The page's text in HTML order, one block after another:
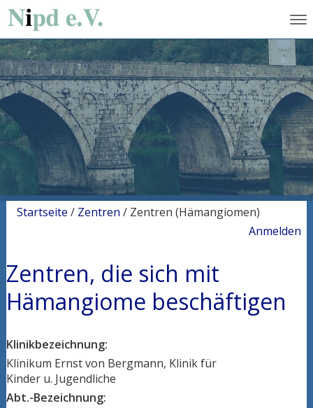
Startseite / Zentren / Zentren (Hämangiomen)
Anmelden
Zentren, die sich mit
Hämangiome beschäftigen
Klinikbezeichnung:
Klinikum Ernst von Bergmann, Klinik für
Kinder u. Jugendliche
Abt.-Bezeichnung: